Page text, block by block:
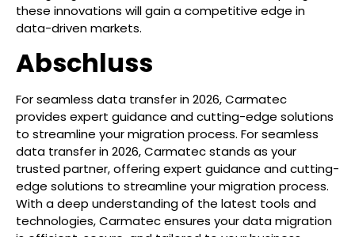
these innovations will gain a competitive edge in
data-driven markets.
Abschluss
For seamless data transfer in 2026, Carmatec
provides expert guidance and cutting-edge solutions
to streamline your migration process. For seamless
data transfer in 2026, Carmatec stands as your
trusted partner, offering expert guidance and cutting-
edge solutions to streamline your migration process.
With a deep understanding of the latest tools and
technologies, Carmatec ensures your data migration